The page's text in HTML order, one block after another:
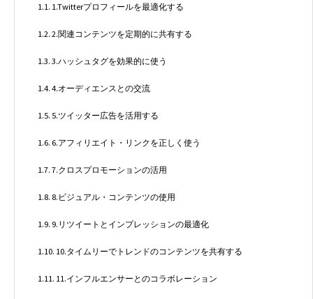
1.Twitterプロフィールを最適化する
2.関連コンテンツを定期的に共有する
3.ハッシュタグを効果的に使う
4.オーディエンスとの交流
5.ツイッター広告を活用する
6.アフィリエイト・リンクを正しく使う
7.クロスプロモーションの活用
8.ビジュアル・コンテンツの使用
9.リツイートとインプレッションの最適化
10.タイムリーでトレンドのコンテンツを共有する
11.インフルエンサーとのコラボレーション